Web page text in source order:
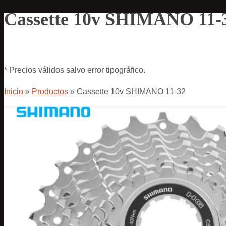
Cassette 10v SHIMANO 11-
* Precios válidos salvo error tipográfico.
Inicio » Productos » Cassette 10v SHIMANO 11-32